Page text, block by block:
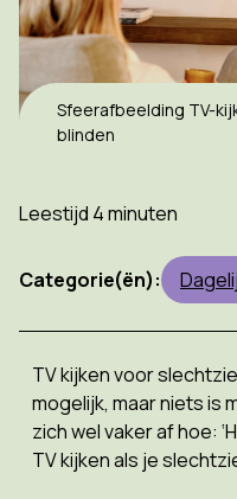
Sfeerafbeelding TV-
blinden
Leestijd 4 minuten
Categorie(ën):
TV kijken voor
mogelijk, maar niets is
zich wel vaker af hoe:
TV kijken als je